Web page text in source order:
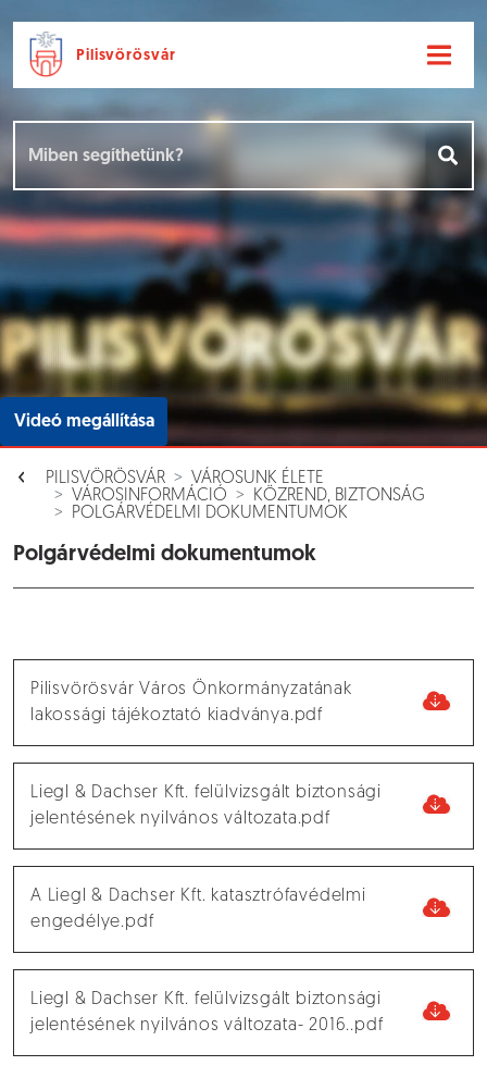
Ugrás a fő tartalomhoz
Pilisvörösvár
Videó megállítása
PILISVÖRÖSVÁR
VÁROSUNK ÉLETE
VÁROSINFORMÁCIÓ
KÖZREND, BIZTONSÁG
POLGÁRVÉDELMI DOKUMENTUMOK
Polgárvédelmi dokumentumok
Pilisvörösvár Város Önkormányzatának
lakossági tájékoztató kiadványa.pdf
Liegl & Dachser Kft. felülvizsgált biztonsági
jelentésének nyilvános változata.pdf
A Liegl & Dachser Kft. katasztrófavédelmi
engedélye.pdf
Liegl & Dachser Kft. felülvizsgált biztonsági
jelentésének nyilvános változata- 2016..pdf
Események []
Dokumentumok [
Aloldalak []